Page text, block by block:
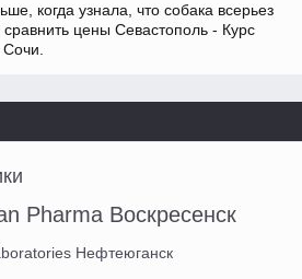
когда узнала, что собака всерьез
цены Севастополь - Курс
Pharma Воскресенск
Нефтеюганск